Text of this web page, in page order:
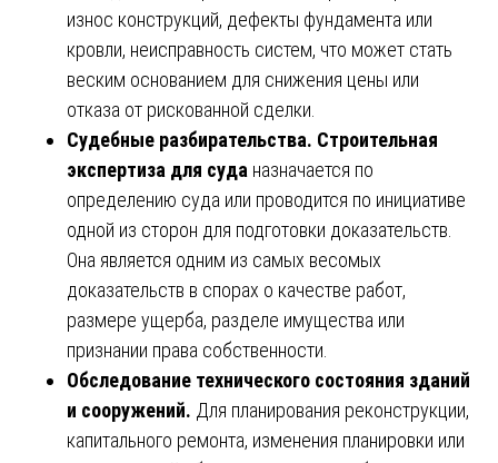
износ конструкций, дефекты фундамента или
кровли, неисправность систем, что может стать
веским основанием для снижения цены или
отказа от рискованной сделки.
Судебные разбирательства. Строительная
экспертиза для суда назначается по
определению суда или проводится по инициативе
одной из сторон для подготовки доказательств.
Она является одним из самых весомых
доказательств в спорах о качестве работ,
размере ущерба, разделе имущества или
признании права собственности.
Обследование технического состояния зданий
и сооружений. Для планирования реконструкции,
капитального ремонта, изменения планировки или